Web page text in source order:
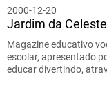
2000-12-20
Jardim da
Magazine educativo
escolar, apresentado
educar divertindo,